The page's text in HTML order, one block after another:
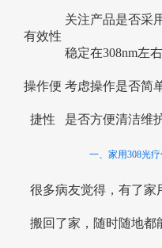
有效性
关注产品是否采
稳定在308nm左右
操作便
捷性
考虑操作是否简
是否方便清洁维
一、家用308光疗
很多病友觉得，有了家
搬回了家，随时随地都